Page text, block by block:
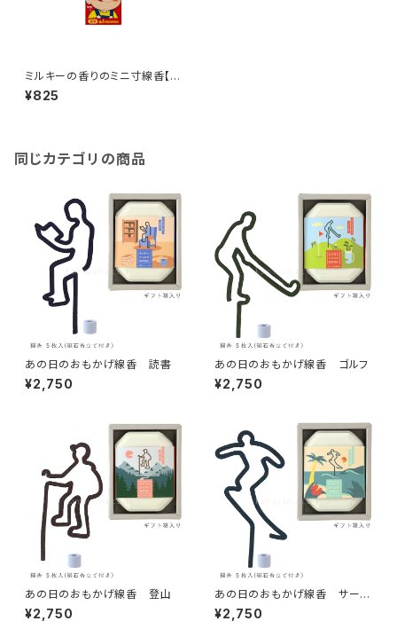
ミルキーの香りのミニ寸線香【コ
ラボ商品】
¥825
同じカテゴリの商品
あの日のおもかげ線香 読書
¥2,750
あの日のおもかげ線香 ゴルフ
¥2,750
あの日のおもかげ線香 登山
¥2,750
あの日のおもかげ線香 サーフ
ィン
¥2,750